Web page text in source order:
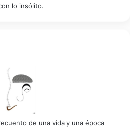
lo insólito.
de una vida y una época